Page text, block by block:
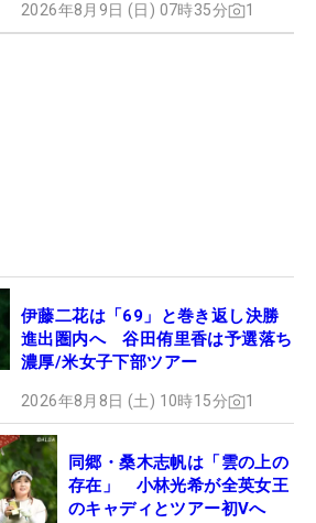
2026年8月9日 (日) 07時35分 1
伊藤二花は「69」と巻き返し決勝
進出圏内へ 谷田侑里香は予選落ち
濃厚/米女子下部ツアー
2026年8月8日 (土) 10時15分 1
同郷・桑木志帆は「雲の上の
存在」 小林光希が全英女王
のキャディとツアー初Vへ